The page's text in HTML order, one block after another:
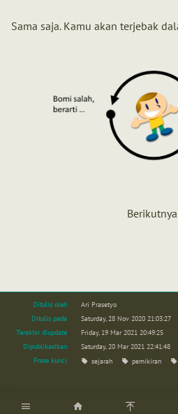
Sama saja. Kamu akan terjebak
Ditulis oleh
Ari Prasetyo
Ditulis pada
Saturday, 28 Nov 2020 21:03:27
Terakhir diupdate
Friday, 19 Mar 2021 20:49:25
Dipublikasikan
Saturday, 20 Mar 2021 22:41:48
Frase kunci
sejarah pemikiran